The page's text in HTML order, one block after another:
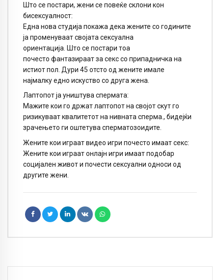
Што се постари, жени се повеќе склони кон
бисексуалност:
Една нова студија покажа дека жените со годините
ја променуваат својата сексуална
ориентација. Што се постари тоа
почесто фантазираат за секс со припадничка на
истиот пол. Дури 45 отсто од жените имале
најмалку едно искуство со друга жена.
Лаптопот ја уништува спермата:
Мажите кои го држат лаптопот на својот скут го
ризикуваат квалитетот на нивната сперма., бидејќи
зрачењето ги оштетува сперматозоидите.
Жените кои играат видео игри почесто имаат секс:
Жените кои играат онлајн игри имаат подобар
социјален живот и почести сексуални односи од
другите жени.